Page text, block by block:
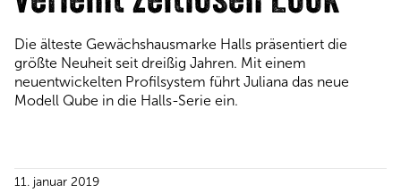
Die älteste Gewächshausmarke Halls präsentiert die
größte Neuheit seit dreißig Jahren. Mit einem
neuentwickelten Profilsystem führt Juliana das neue
Modell Qube in die Halls-Serie ein.
11. januar 2019